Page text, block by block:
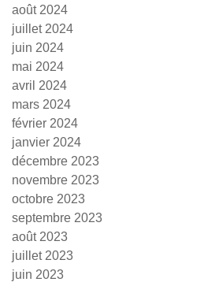
août 2024
juillet 2024
juin 2024
mai 2024
avril 2024
mars 2024
février 2024
janvier 2024
décembre 2023
novembre 2023
octobre 2023
septembre 2023
août 2023
juillet 2023
juin 2023